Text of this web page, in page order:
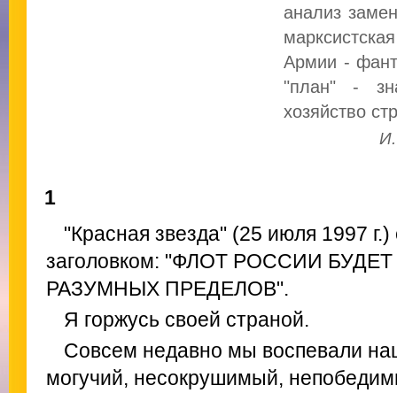
анализ
Армии -
"план" -
хозяйство
1
"Красная звезда" (25 июля 1997
заголовком: "ФЛОТ РОССИИ
РАЗУМНЫХ ПРЕДЕЛОВ".
Я горжусь своей страной.
Совсем недавно мы воспевали
могучий, несокрушимый,